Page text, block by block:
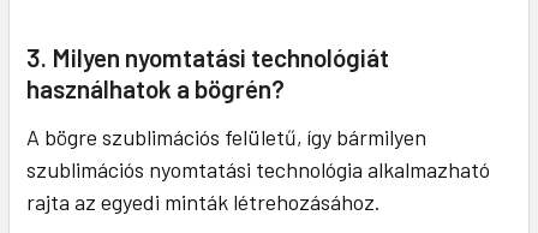
3. Milyen nyomtatási technológiát
használhatok a bögrén?
A bögre szublimációs felületű, így bármilyen
szublimációs nyomtatási technológia alkalmazható
rajta az egyedi minták létrehozásához.